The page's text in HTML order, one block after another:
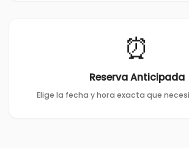
⏰
Reserva Anticipada
Elige la fecha y hora exacta que